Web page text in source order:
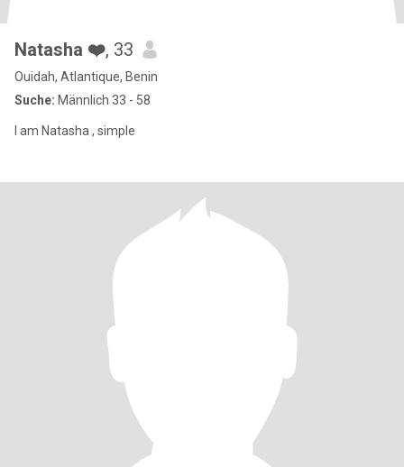
Natasha ❤️, 33
Ouidah, Atlantique, Benin
Suche: Männlich 33 - 58
I am Natasha , simple